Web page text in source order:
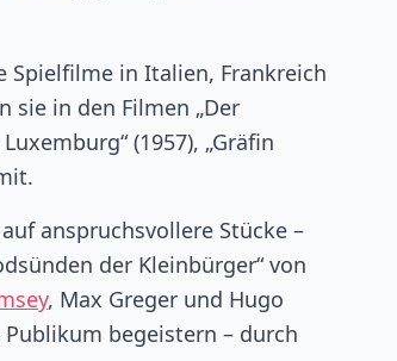
Spielfilme in Italien, Frankreich
sie in den Filmen „Der
(1957), „Gräfin
anspruchsvollere Stücke –
der Kleinbürger“ von
, Max Greger und Hugo
Publikum begeistern – durch